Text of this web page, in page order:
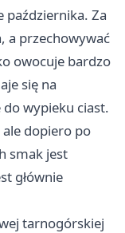
października. Za
a przechowywać
owocuje bardzo
się na
wypieku ciast.
dopiero po
smak jest
głównie
tarnogórskiej